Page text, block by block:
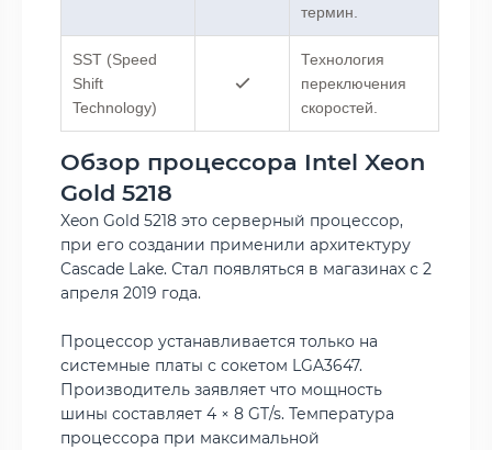
термин.
SST (Speed
Shift
Technology)
Технология
переключения
скоростей.
Обзор процессора Intel Xeon
Gold 5218
Xeon Gold 5218 это серверный процессор,
при его создании применили архитектуру
Cascade Lake. Стал появляться в магазинах с 2
апреля 2019 года.
Процессор устанавливается только на
системные платы с сокетом LGA3647.
Производитель заявляет что мощность
шины составляет 4 × 8 GT/s. Температура
процессора при максимальной